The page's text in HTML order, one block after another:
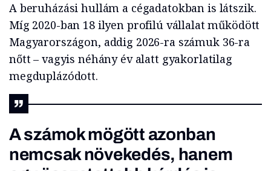
A beruházási hullám a cégadatokban is látszik.
Míg 2020-ban 18 ilyen profilú vállalat működött
Magyarországon, addig 2026-ra számuk 36-ra
nőtt – vagyis néhány év alatt gyakorlatilag
megduplázódott.
A számok mögött azonban
nemcsak növekedés, hanem